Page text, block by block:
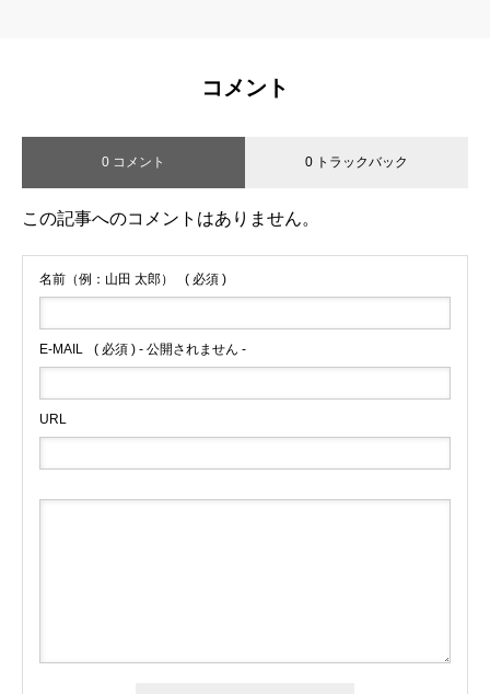
コメント
0 コメント 0 トラックバック
この記事へのコメントはありません。
名前（例：山田 太郎） ( 必須 )
E-MAIL ( 必須 ) - 公開されません -
URL